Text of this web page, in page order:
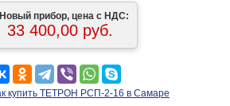
Новый прибор, цена с НДС:
33 400,00 руб.
купить ТЕТРОН РСП-2-16 в Самаре